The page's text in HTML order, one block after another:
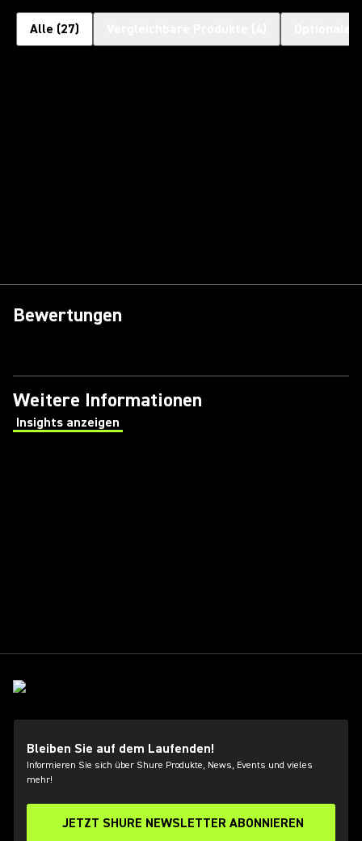
Alle (27)
Bewertungen
Weitere Informationen
Insights anzeigen
(Opens in a new tab)
Bleiben Sie auf dem Laufenden!
Informieren Sie sich über Shure Produkte, News, Events und vieles
mehr!
JETZT SHURE NEWSLETTER ABONNIEREN